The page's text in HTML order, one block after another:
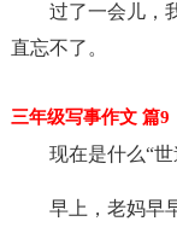
过了一会儿，
直忘不了。
三年级写事作文 篇9
现在是什么“
早上，老妈早